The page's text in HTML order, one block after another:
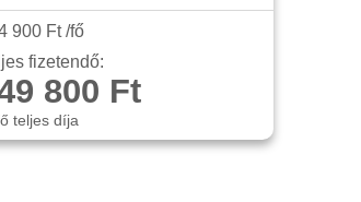
900 Ft /fő
fizetendő:
800 Ft
teljes díja